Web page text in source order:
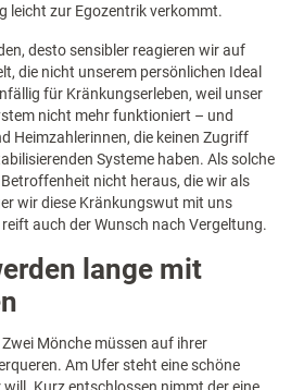
leicht zur Egozentrik verkommt.
desto sensibler reagieren wir auf
die nicht unserem persönlichen Ideal
für Kränkungserleben, weil unser
nicht mehr funktioniert – und
Heimzahlerinnen, die keinen Zugriff
Systeme haben. Als solche
nicht heraus, die wir als
wir diese Kränkungswut mit uns
auch der Wunsch nach Vergeltung.
lange mit
Mönche müssen auf ihrer
Am Ufer steht eine schöne